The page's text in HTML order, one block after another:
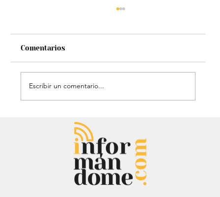
David Murcia denuncia a Abelardo de
la Espriella por presuntas faltas
cuando fue su abogado
Comentarios
Escribir un comentario...